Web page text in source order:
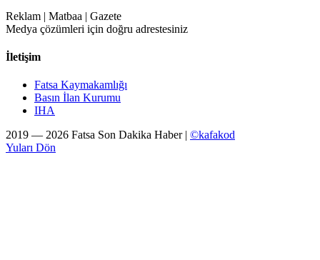
Reklam | Matbaa | Gazete
Medya çözümleri için doğru adrestesiniz
İletişim
Fatsa Kaymakamlığı
Basın İlan Kurumu
IHA
2019 — 2026 Fatsa Son Dakika Haber | ©kafakod
Yuları Dön